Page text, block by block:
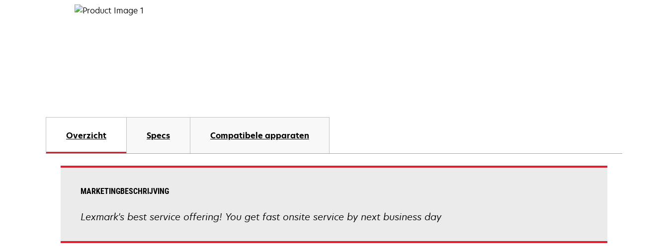
Overzicht Specs Compatibele apparaten
MARKETINGBESCHRIJVING
Lexmark's best service offering! You get fast onsite service by next business day